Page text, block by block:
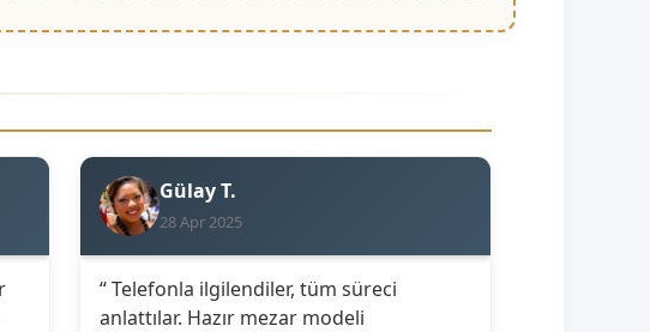
Gülay T.
28 Apr 2025
“ Telefonla ilgilendiler, tüm süreci
anlattılar. Hazır mezar modeli